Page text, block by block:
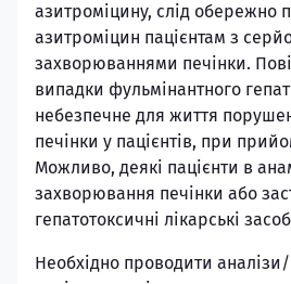
азитроміцину, слід обережно
азитроміцин пацієнтам з
захворюваннями печінки.
випадки фульмінантного
небезпечне для життя
печінки у пацієнтів, при
Можливо, деякі пацієнти в
захворювання печінки або
гепатотоксичні лікарські
Необхідно проводити